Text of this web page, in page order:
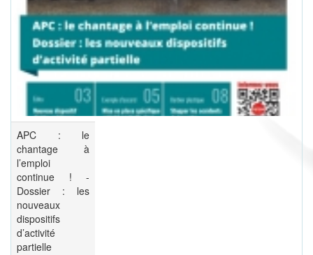
APC : le
chantage à
l’emploi
continue ! -
Dossier : les
nouveaux
dispositifs
d’activité
partielle